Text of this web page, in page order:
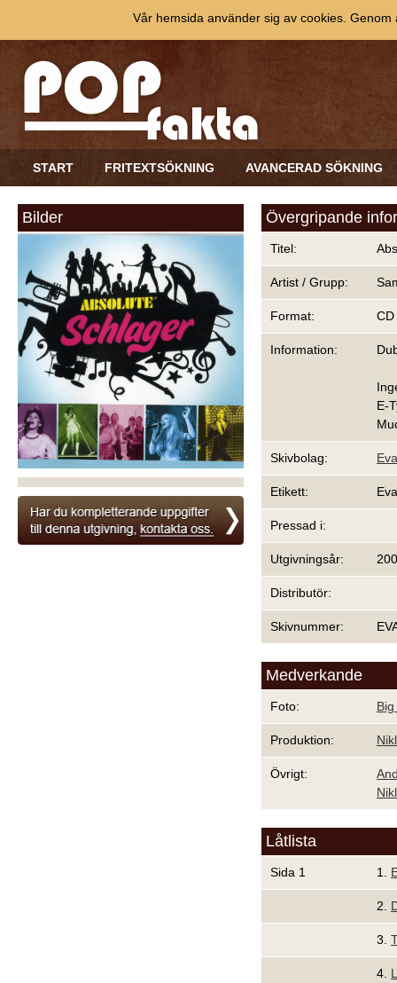
START FRITEXTSÖKNING AVANCERAD SÖKNING
Bilder Övergripande
Titel:
Artist / Grupp:
Format: CD
Information:
E-
Skivbolag:
Etikett:
Pressad i:
Utgivningsår:
Distributör:
Skivnummer:
Medverkande
Foto:
Produktion:
Övrigt:
Låtlista
Sida 1 1.
2.
3.
4.
Vår hemsida använder sig av cookies.